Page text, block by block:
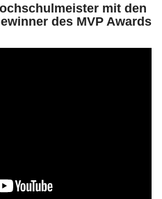
mit den
des MVP Awards